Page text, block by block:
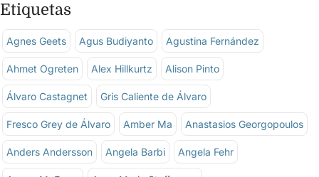
Etiquetas
Agnes Geets Agus Budiyanto Agustina Fernández
Ahmet Ogreten Alex Hillkurtz Alison Pinto
Álvaro Castagnet Gris Caliente de Álvaro
Fresco Grey de Álvaro Amber Ma Anastasios Georgopoulos
Anders Andersson Angela Barbi Angela Fehr